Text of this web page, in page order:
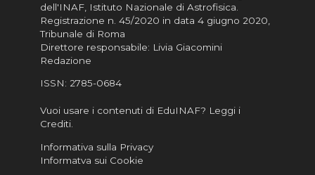
dell'INAF, Istituto Nazionale di Astrofisica
Registrazione n. 45/2020 in data 4 giugno 2020,
Tribunale di Roma
Direttore responsabile: Livia Giacomini
Redazione
ISSN: 2785-0684
Vuoi usare i contenuti di EduINAF? Leggi i
Crediti.
Informativa sulla Privacy
Informatva sui Cookie